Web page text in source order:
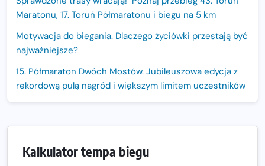
Maratonu, 17. Toruń Półmaratonu i biegu na 5 km
Motywacja do biegania. Dlaczego życiówki przestają być
najważniejsze?
15. Półmaraton Dwóch Mostów. Jubileuszowa edycja z
rekordową pulą nagród i większym limitem uczestników
Oficjalna koszulka LOTTO 25. Poznań Maratonu!
Kalkulator tempa biegu